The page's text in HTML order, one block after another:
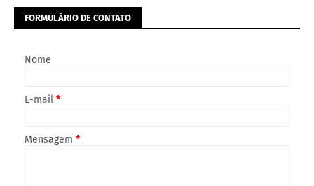
FORMULÁRIO DE CONTATO
Nome
E-mail *
Mensagem *